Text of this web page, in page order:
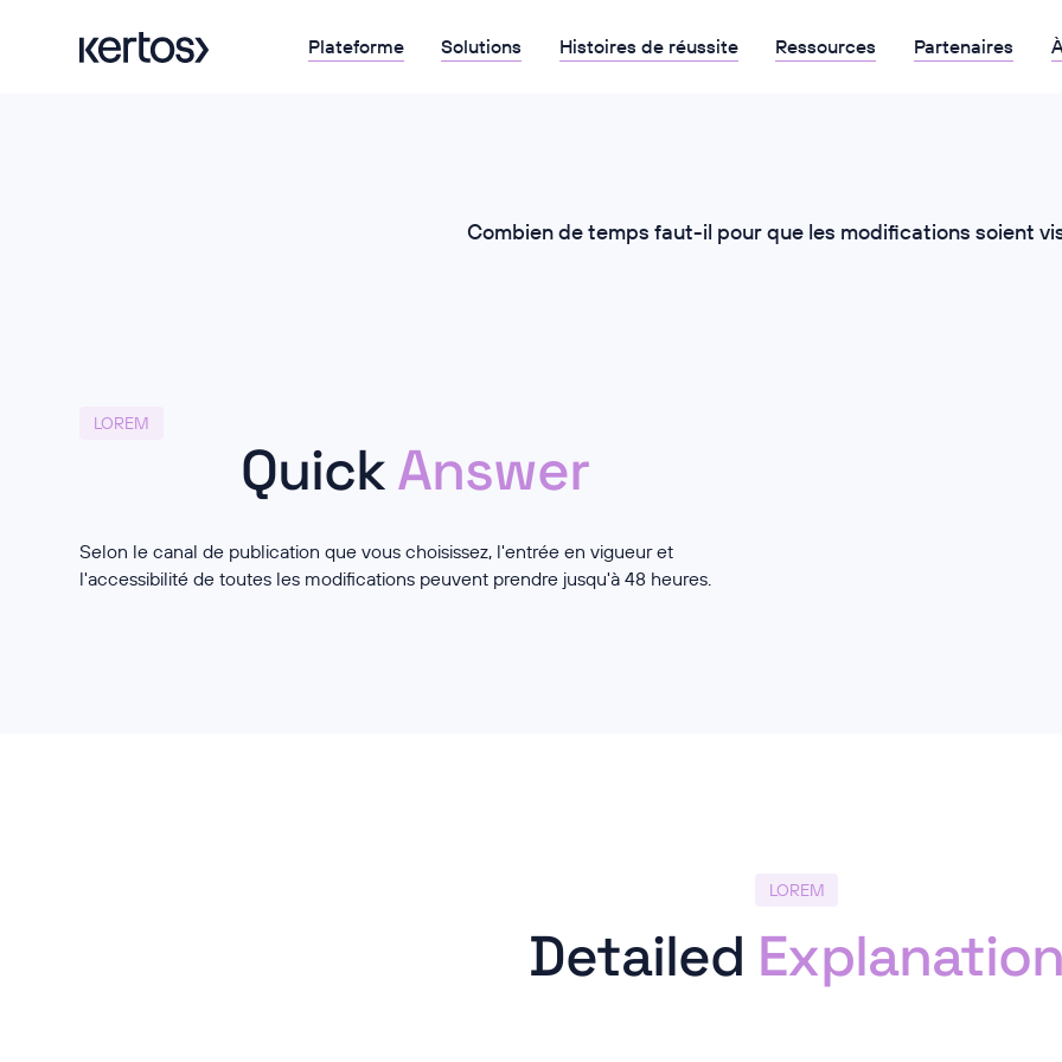
Plateforme Solutions Histoires de réussite Ressources Partenaires
Combien de temps faut-il pour que les modifications soient
LOREM
QuickAnswer
Selon le canal de publication que vous choisissez, l'entrée en vigueur et
l'accessibilité de toutes les modifications peuvent prendre jusqu'à 48 heures.
LOREM
Detailed